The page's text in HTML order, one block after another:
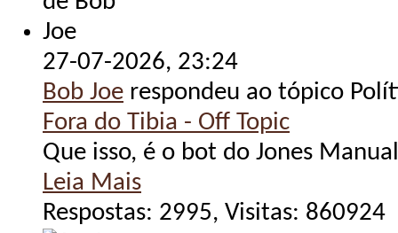
27-07-2026, 23:24
Bob Joe respondeu ao tópico
Fora do Tibia - Off Topic
Que isso, é o bot do Jones
Leia Mais
Respostas: 2995, Visitas: 860924